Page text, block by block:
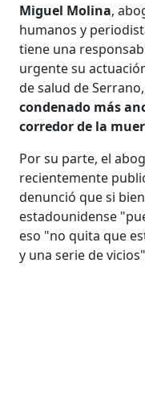
Miguel Molina,
humanos y
tiene una
urgente su
de salud de
condenado más
corredor de la
Por su parte, el
recientemente
denunció que si
estadounidense
eso "no quita que
y una serie de